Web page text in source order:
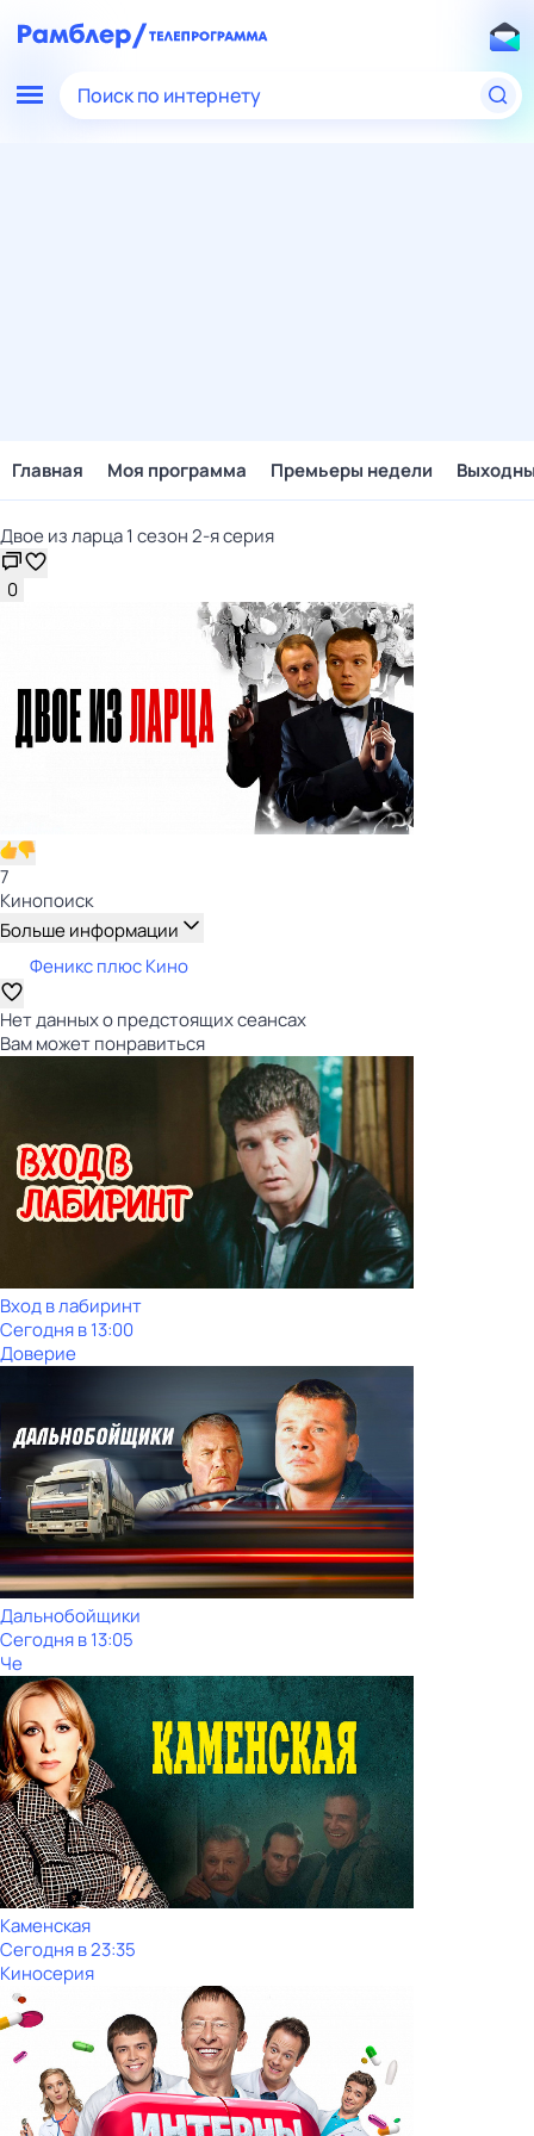
Поиск по интернету
Главная Моя программа Премьеры недели
Двое из ларца 1 сезон 2-я серия
0
7
Кинопоиск
Больше информации
Феникс плюс Кино
Нет данных о предстоящих сеансах
Вам может понравиться
Вход в лабиринт
Сегодня в 13:00
Доверие
Дальнобойщики
Сегодня в 13:05
Че
Каменская
Сегодня в 23:35
Киносерия